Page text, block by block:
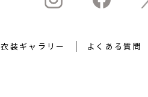
衣装ギャラリー よくある質問